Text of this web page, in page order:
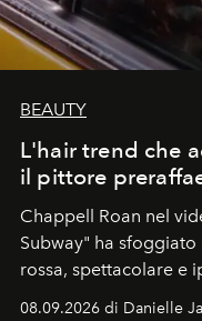
BEAUTY
L'hair trend che
il pittore
Chappell Roan nel
Subway" ha
rossa, spettacolare e
dell'autunno?
08.09.2026 di Danielle